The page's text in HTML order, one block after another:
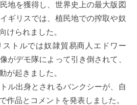
地を獲得し、世界史上の最大版図
ギリスでは、植民地での搾取や奴
けられました。
トルでは奴隷貿易商人エドワー
がデモ隊によって引き倒されて、
が起きました。
ル出身とされるバンクシーが、自
作品とコメントを発表しました。